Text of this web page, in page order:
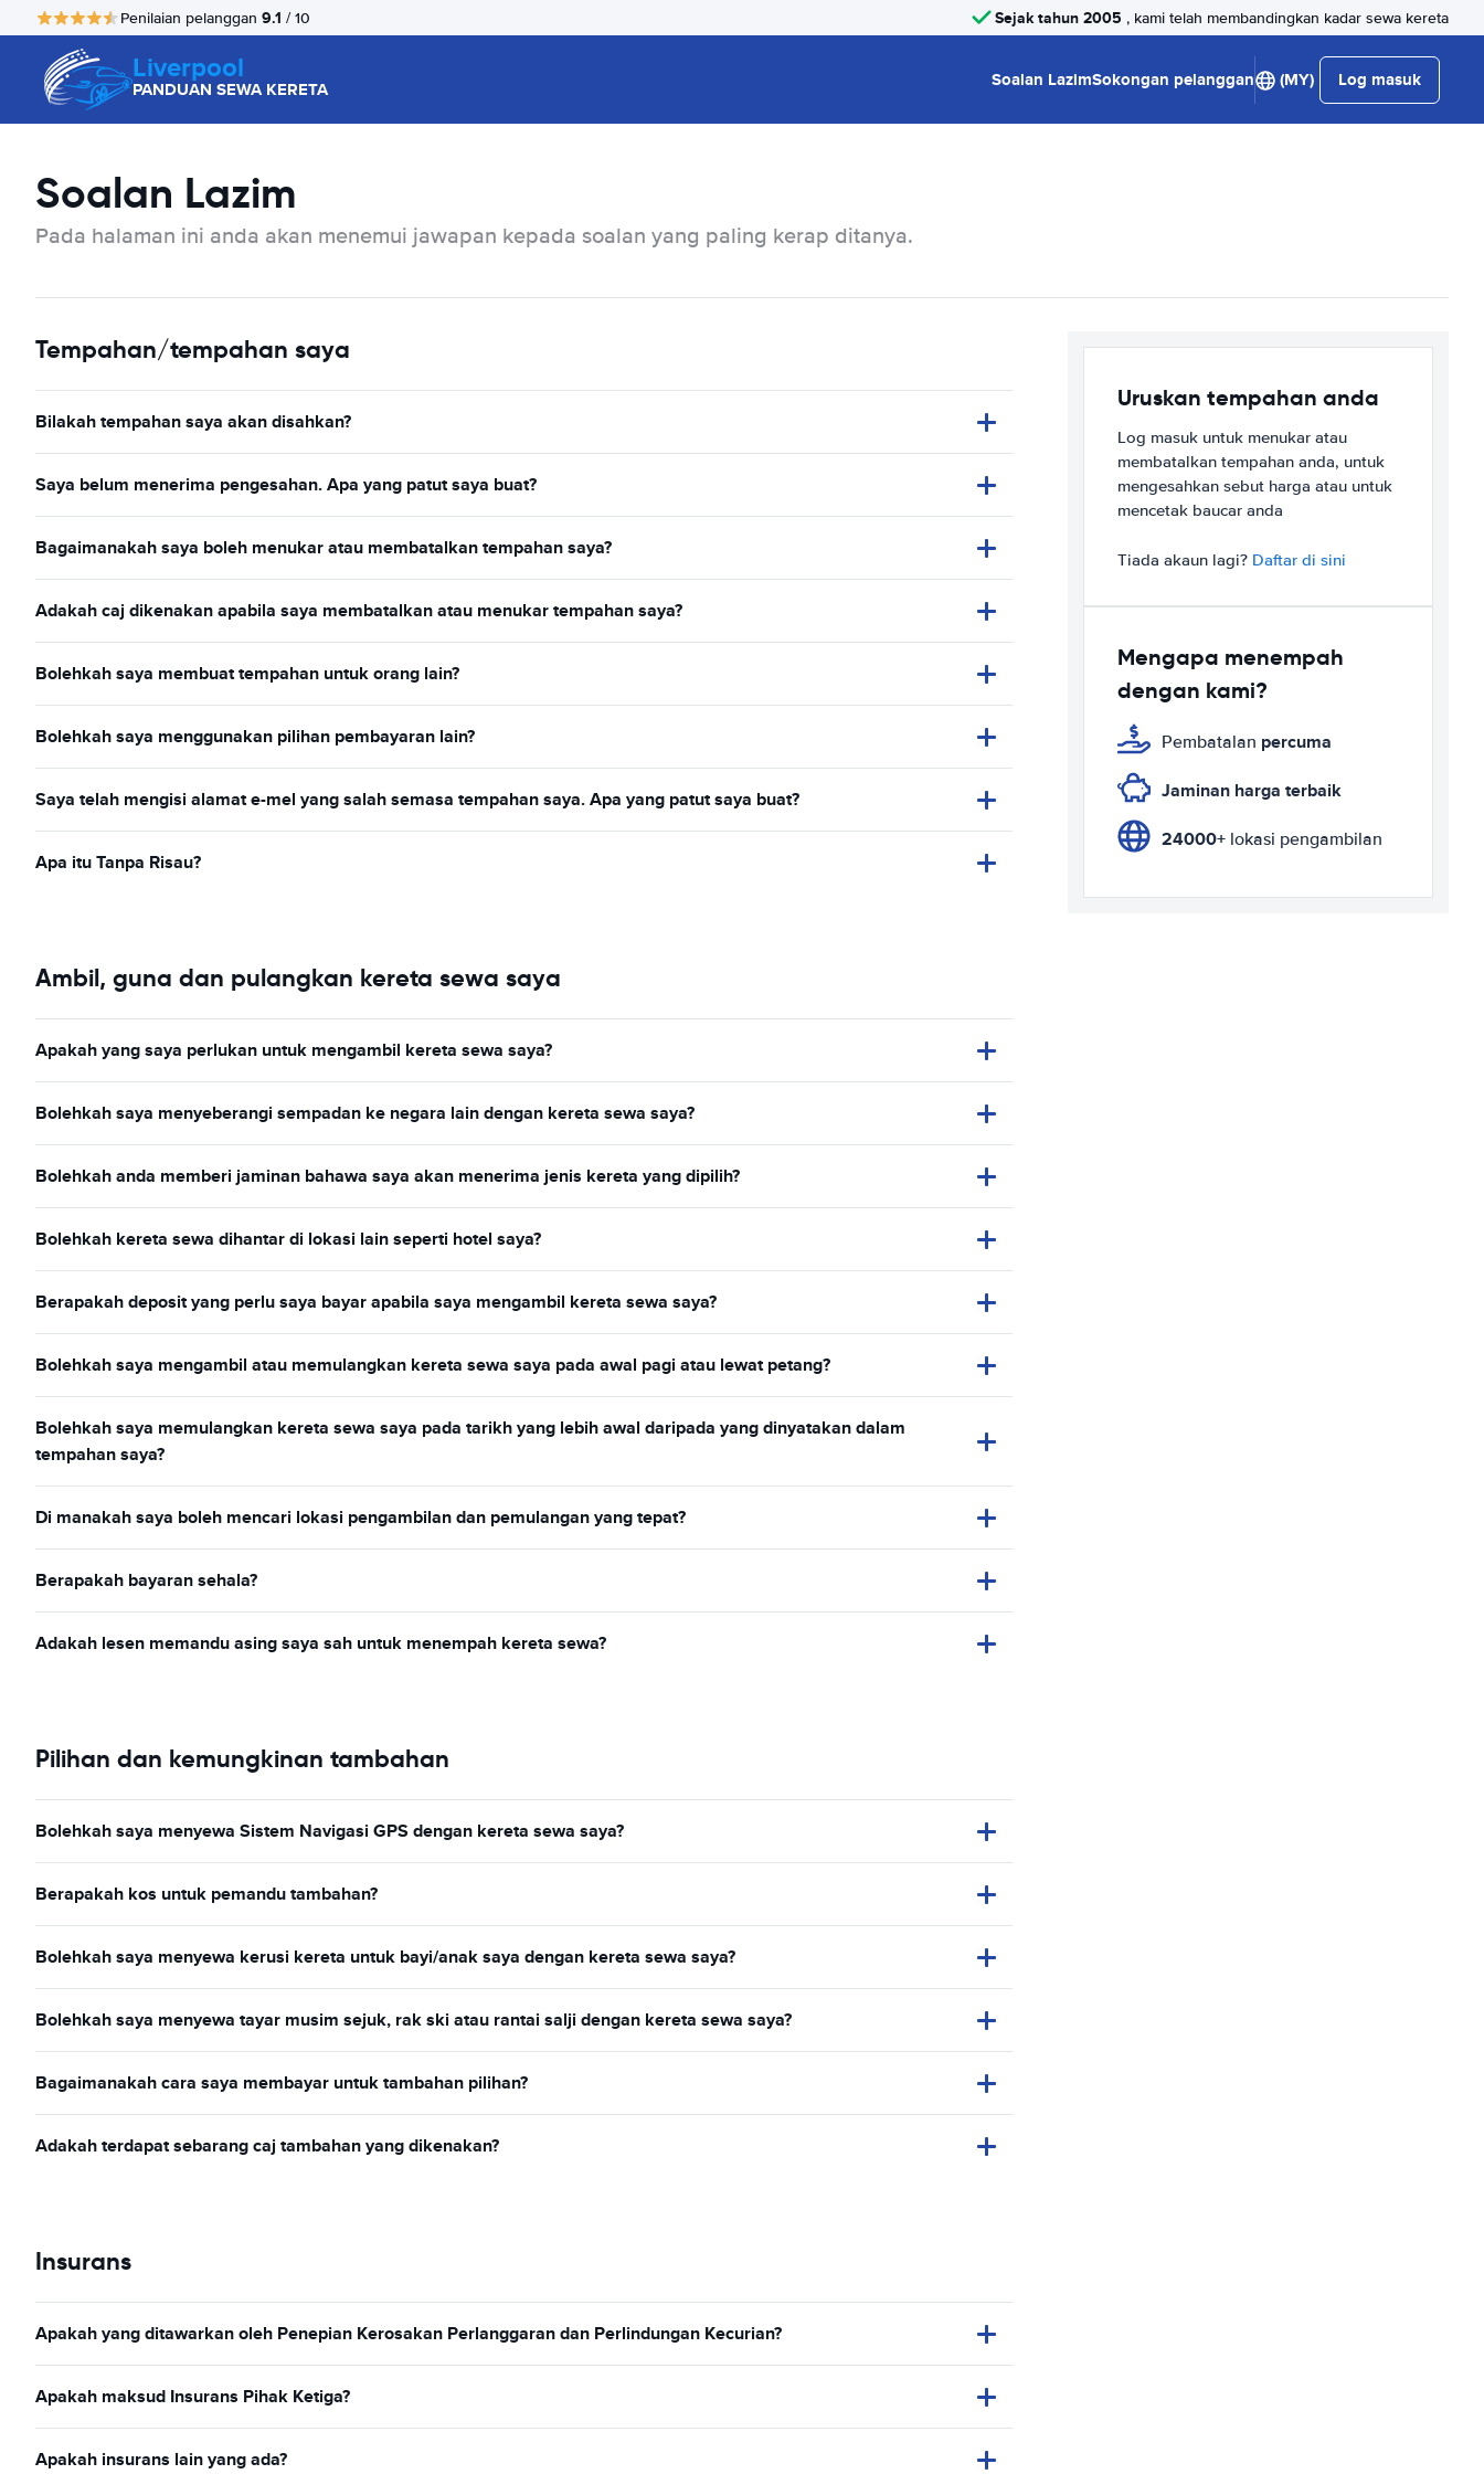
Penilaian pelanggan 9.1 / 10 Sejak tahun 2005 , kami telah membandingkan kadar sewa kereta
Liverpool
PANDUAN SEWA KERETA Soalan LazimSokongan pelanggan (MY) Log masuk
Soalan Lazim
Pada halaman ini anda akan menemui jawapan kepada soalan yang paling kerap ditanya.
Tempahan/tempahan saya
Bilakah tempahan saya akan disahkan?
Saya belum menerima pengesahan. Apa yang patut saya buat?
Bagaimanakah saya boleh menukar atau membatalkan tempahan saya?
Adakah caj dikenakan apabila saya membatalkan atau menukar tempahan saya?
Bolehkah saya membuat tempahan untuk orang lain?
Bolehkah saya menggunakan pilihan pembayaran lain?
Saya telah mengisi alamat e-mel yang salah semasa tempahan saya. Apa yang patut saya buat?
Apa itu Tanpa Risau?
Ambil, guna dan pulangkan kereta sewa saya
Apakah yang saya perlukan untuk mengambil kereta sewa saya?
Bolehkah saya menyeberangi sempadan ke negara lain dengan kereta sewa saya?
Bolehkah anda memberi jaminan bahawa saya akan menerima jenis kereta yang dipilih?
Bolehkah kereta sewa dihantar di lokasi lain seperti hotel saya?
Berapakah deposit yang perlu saya bayar apabila saya mengambil kereta sewa saya?
Bolehkah saya mengambil atau memulangkan kereta sewa saya pada awal pagi atau lewat petang?
Bolehkah saya memulangkan kereta sewa saya pada tarikh yang lebih awal daripada yang dinyatakan dalam
tempahan saya?
Di manakah saya boleh mencari lokasi pengambilan dan pemulangan yang tepat?
Berapakah bayaran sehala?
Adakah lesen memandu asing saya sah untuk menempah kereta sewa?
Pilihan dan kemungkinan tambahan
Bolehkah saya menyewa Sistem Navigasi GPS dengan kereta sewa saya?
Berapakah kos untuk pemandu tambahan?
Bolehkah saya menyewa kerusi kereta untuk bayi/anak saya dengan kereta sewa saya?
Bolehkah saya menyewa tayar musim sejuk, rak ski atau rantai salji dengan kereta sewa saya?
Bagaimanakah cara saya membayar untuk tambahan pilihan?
Adakah terdapat sebarang caj tambahan yang dikenakan?
Insurans
Apakah yang ditawarkan oleh Penepian Kerosakan Perlanggaran dan Perlindungan Kecurian?
Apakah maksud Insurans Pihak Ketiga?
Apakah insurans lain yang ada?
Uruskan tempahan anda
Log masuk untuk menukar atau
membatalkan tempahan anda, untuk
mengesahkan sebut harga atau untuk
mencetak baucar anda
Tiada akaun lagi? Daftar di sini
Mengapa menempah
dengan kami?
Pembatalan percuma
Jaminan harga terbaik
24000+ lokasi pengambilan